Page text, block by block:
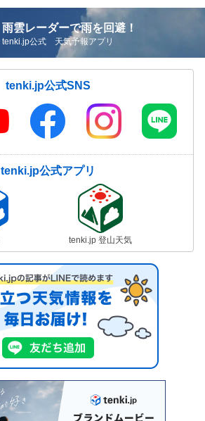
雨雲レーダーで雨を回避！
tenki.jp公式 天気予報アプリ
tenki.jp公式SNS
tenki.jp公式アプリ
tenki.jp 登山天気